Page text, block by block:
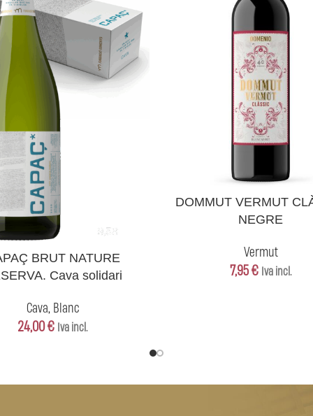
BRUT NATURE
Cava solidari
Cava, Blanc
24,00€ Iva incl.
AFEGEIX A LA CISTELLA
DOMMUT VERMUT
NEGRE
Vermut
7,95€ Iva incl.